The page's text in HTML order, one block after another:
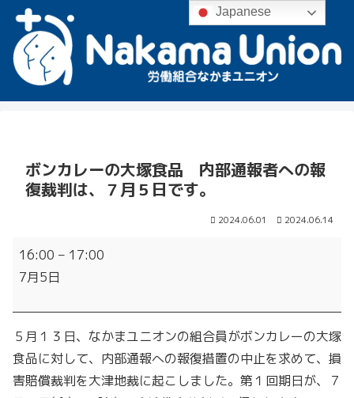
ボンカレーの大塚食品 内部通報者への報
復裁判は、７月５日です。
2024.06.01 2024.06.14
ボ
ン
レ
ー
の
大
16:00 – 17:00
7月5日
５月１３日、なかまユニオンの組合員がボンカレーの大塚
食品に対して、内部通報への報復措置の中止を求めて、損
害賠償裁判を大津地裁に起こしました。第１回期日が、７
Japanese